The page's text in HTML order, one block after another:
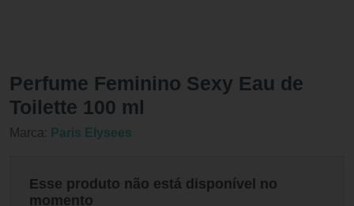
Perfume Feminino Sexy Eau de
Toilette 100 ml
Marca: Paris Elysees
Esse produto não está disponível no
momento